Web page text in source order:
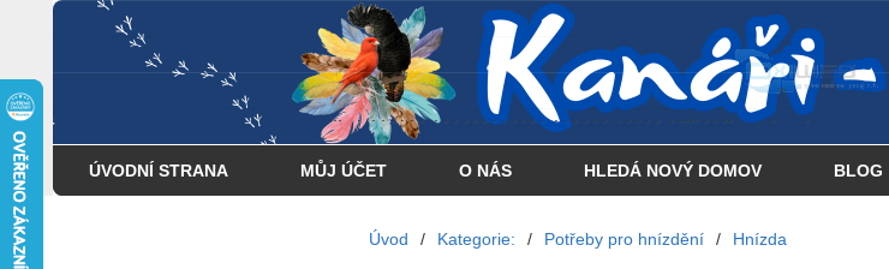
... . . . . . . . . . . . . . . . . . . . . . . . . . . . . . . . .... . . .. . .
ÚVODNÍ STRANA MŮJ ÚČET O NÁS HLEDÁ NOVÝ DOMOV BLOG
Úvod / Kategorie: / Potřeby pro hnízdění / Hnízda